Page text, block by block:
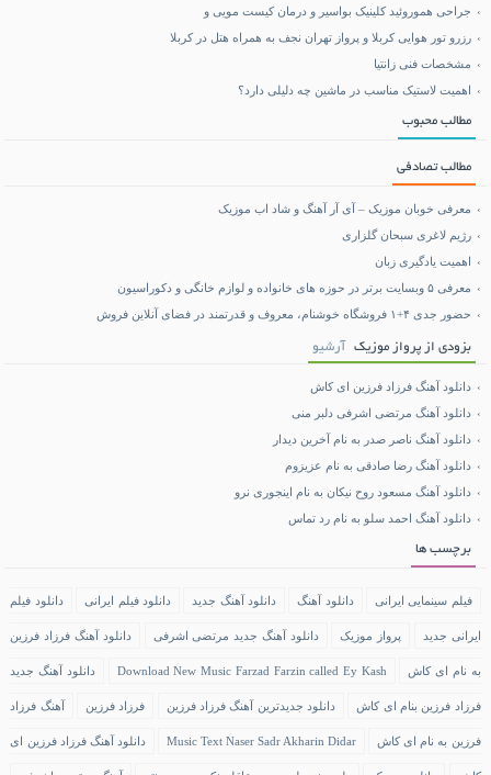
جراحی هموروئید کلینیک بواسیر و درمان کیست مویی و
رزرو تور هوایی کربلا و پرواز تهران نجف به همراه هتل در کربلا
مشخصات فنی زانتیا
اهمیت لاستیک مناسب در ماشین چه دلیلی دارد؟
مطالب محبوب
مطالب تصادفی
معرفی خوبان موزیک – آی آر آهنگ و شاد اب موزیک
رژیم لاغری سبحان گلزاری
اهمیت یادگیری زبان
معرفی ۵ وبسایت برتر در حوزه های خانواده و لوازم خانگی و دکوراسیون
حضور جدی ۴+۱ فروشگاه خوشنام، معروف و قدرتمند در فضای آنلاین فروش
بزودی از پرواز موزیک آرشیو
دانلود آهنگ فرزاد فرزین ای کاش
دانلود آهنگ مرتضی اشرفی دلبر منی
دانلود آهنگ ناصر صدر به نام آخرین دیدار
دانلود آهنگ رضا صادقی به نام عزیزوم
دانلود آهنگ مسعود روح نیکان به نام اینجوری نرو
دانلود آهنگ احمد سلو به نام رد تماس
برچسب ها
فیلم سینمایی ایرانی دانلود آهنگ دانلود آهنگ جدید دانلود فیلم ایرانی دانلود فیلم
ایرانی جدید پرواز موزیک دانلود آهنگ جدید مرتضی اشرفی دانلود آهنگ فرزاد فرزین
به نام ای کاش Download New Music Farzad Farzin called Ey Kash دانلود آهنگ جدید
فرزاد فرزین بنام ای کاش دانلود جدیدترین آهنگ فرزاد فرزین فرزاد فرزین آهنگ فرزاد
فرزین به نام ای کاش Music Text Naser Sadr Akharin Didar دانلود آهنگ فرزاد فرزین ای